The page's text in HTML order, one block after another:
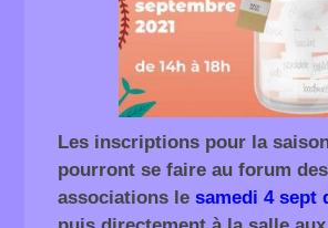
Les inscriptions pour la
pourront se faire au forum des
associations lesamedi 4 sept